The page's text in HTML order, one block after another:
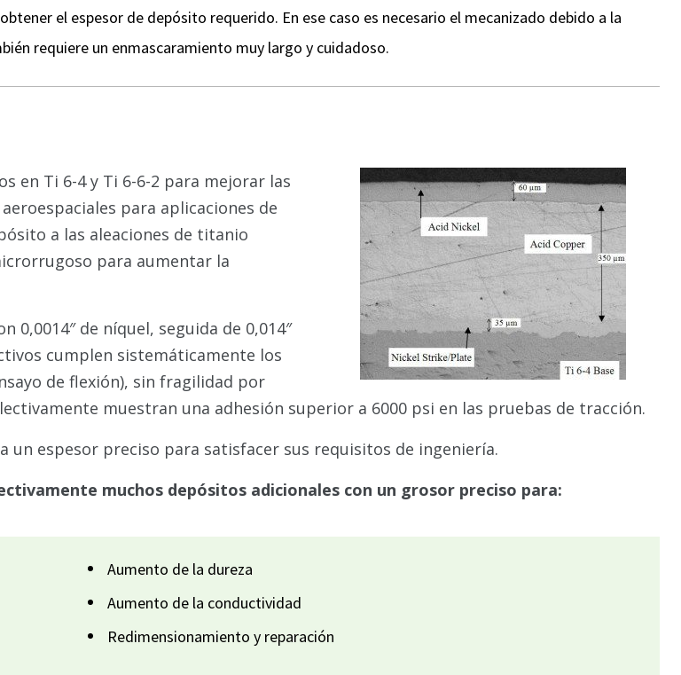
el espesor de depósito requerido. En ese caso es necesario el mecanizado debido a la
requiere un enmascaramiento muy largo y cuidadoso.
en Ti 6-4 y Ti 6-6-2 para mejorar las
para aplicaciones de
a las aleaciones de titanio
para aumentar la
0,0014″ de níquel, seguida de 0,014″
cumplen sistemáticamente los
de flexión), sin fragilidad por
muestran una adhesión superior a 6000 psi en las pruebas de tracción.
un espesor preciso para satisfacer sus requisitos de ingeniería.
muchos depósitos adicionales con un grosor preciso para:
Aumento de la dureza
Aumento de la conductividad
Redimensionamiento y reparación